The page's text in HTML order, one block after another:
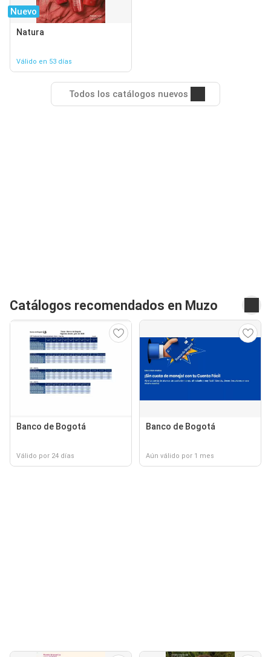
Nuevo
Natura
Válido en 53 días
Todos los catálogos nuevos
Catálogos recomendados en Muzo
Banco de Bogotá
Válido por 24 días
Banco de Bogotá
Aún válido por 1 mes